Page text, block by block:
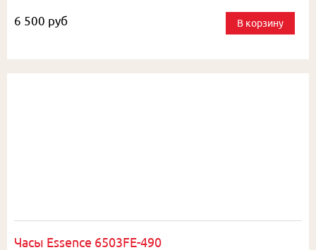
6 500 руб В корзину
Часы Essence 6503FE-490